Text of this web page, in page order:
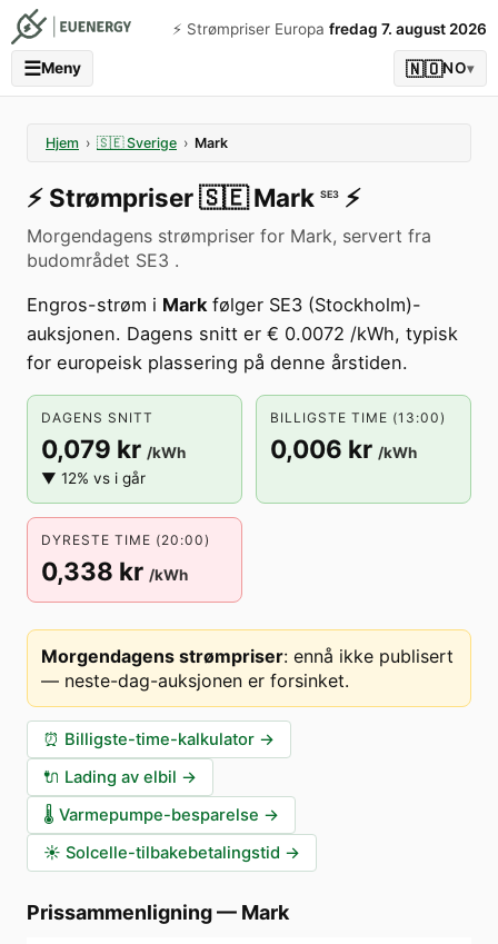
⚡️ Strømpriser Europa fredag 7. august 2026
☰Meny 🇳🇴NO▾
Hjem › 🇸🇪 Sverige › Mark
⚡️ Strømpriser🇸🇪 Mark SE3 ⚡️
Morgendagens strømpriser for Mark, servert fra
budområdet SE3 .
Engros-strøm i Markfølger SE3 (Stockholm)-
auksjonen. Dagens snitt er € 0.0072 /kWh, typisk
for europeisk plassering på denne årstiden.
DAGENS SNITT
0,079 kr /kWh
▼ 12% vs i går
BILLIGSTE TIME (13:00)
0,006 kr /kWh
DYRESTE TIME (20:00)
0,338 kr /kWh
Morgendagens strømpriser: ennå ikke publisert
— neste-dag-auksjonen er forsinket.
⏰ Billigste-time-kalkulator →
🔌 Lading av elbil →
🌡️ Varmepumpe-besparelse →
☀️ Solcelle-tilbakebetalingstid →
Prissammenligning— Mark